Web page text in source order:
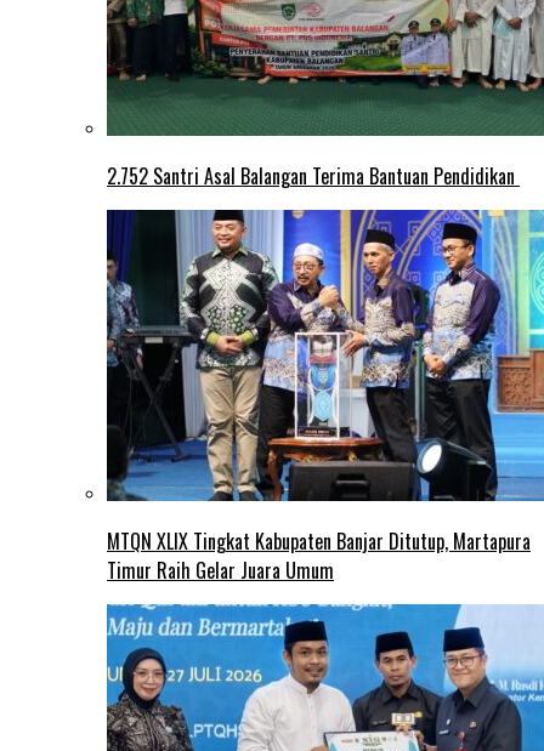
2.752 Santri Asal Balangan Terima Bantuan Pendidikan
MTQN XLIX Tingkat Kabupaten Banjar Ditutup, Martapura
Timur Raih Gelar Juara Umum